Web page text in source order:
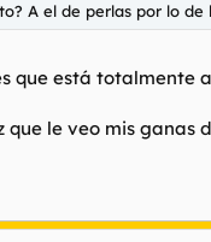
A el de perlas por lo
que está totalmente
le veo mis ganas